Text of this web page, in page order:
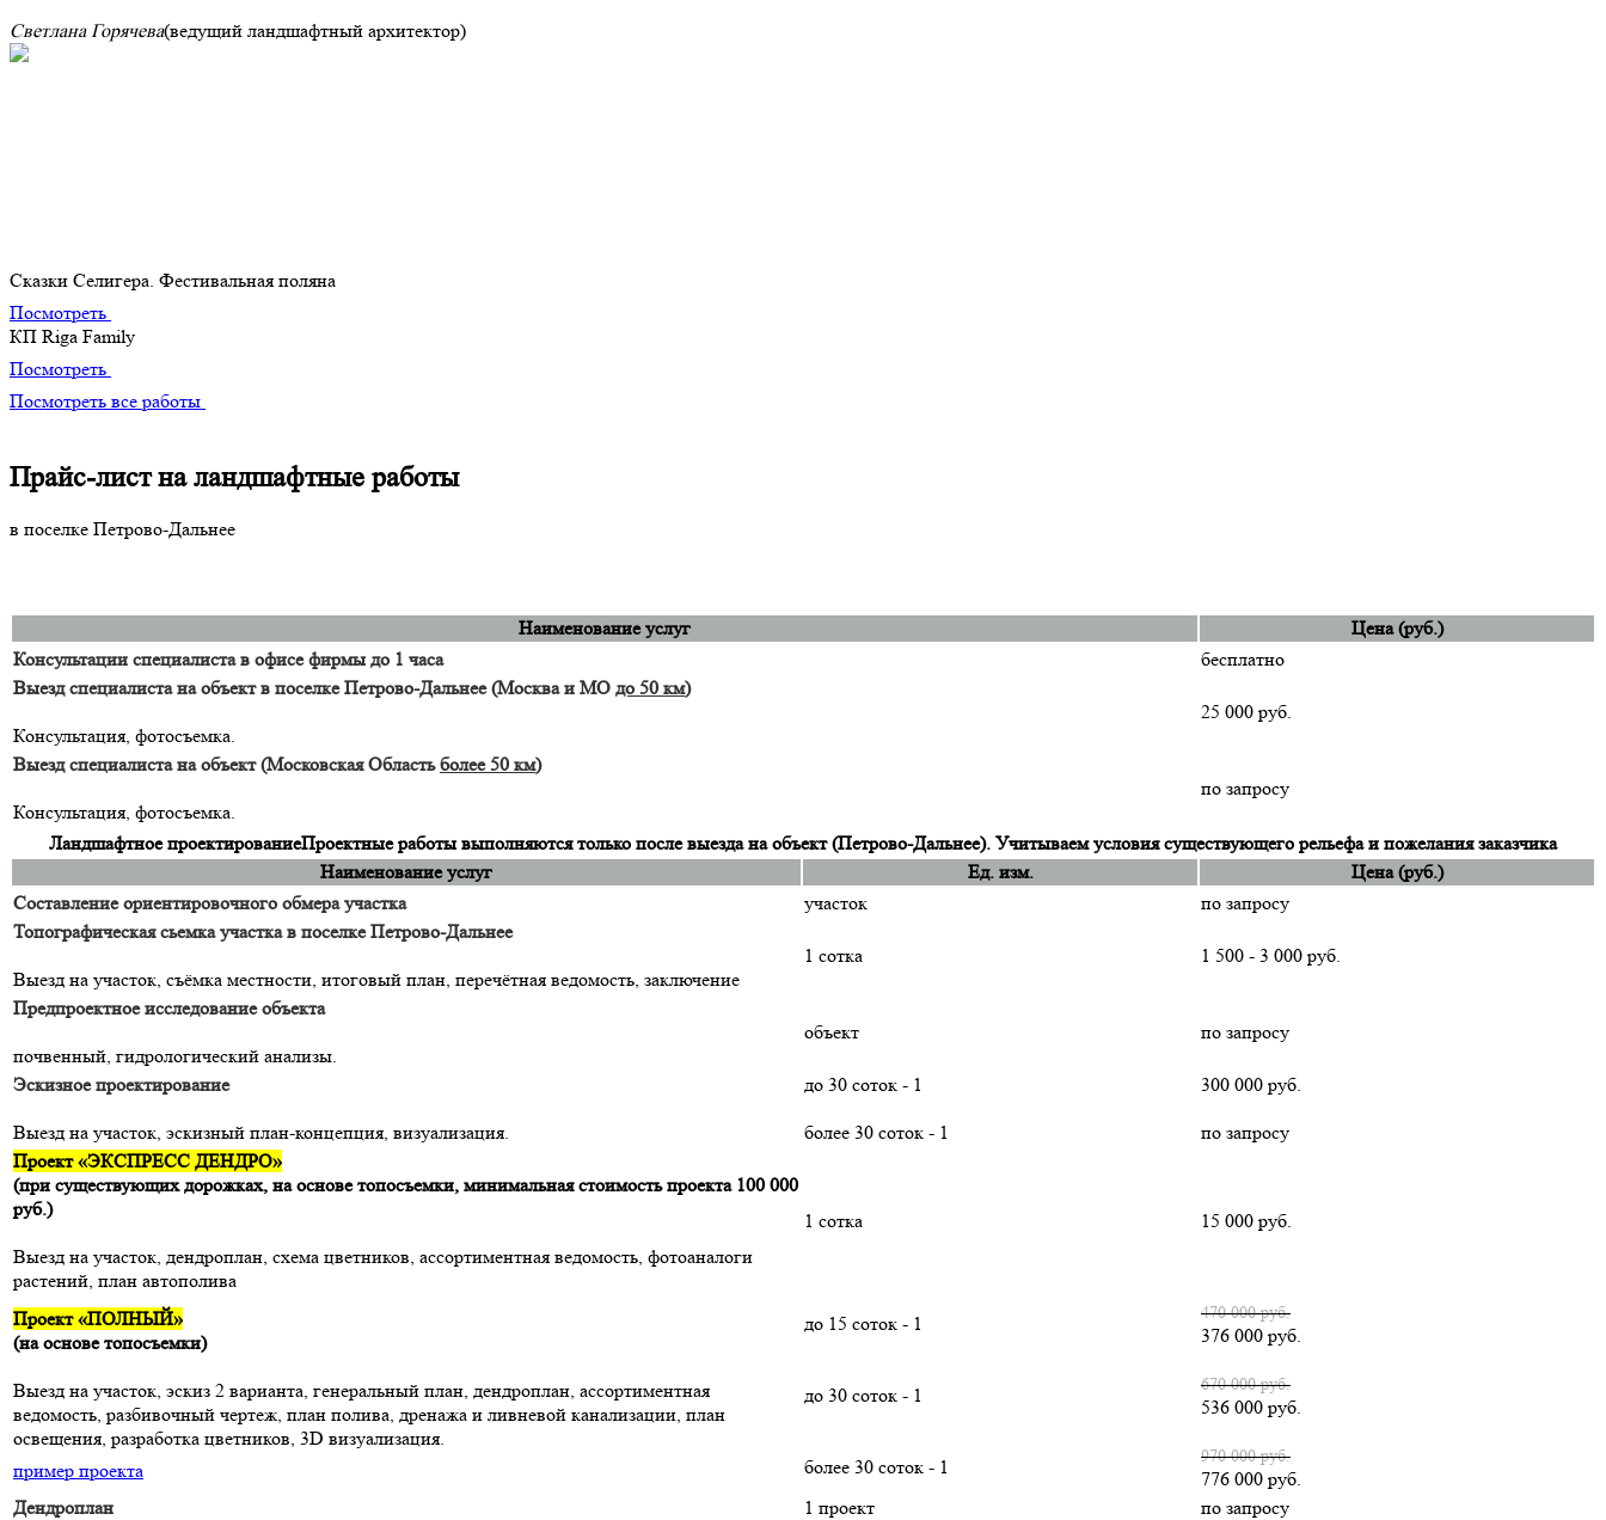
Светлана Горячева(ведущий ландшафтный архитектор)
Сказки Селигера. Фестивальная поляна
Посмотреть
КП Riga Family
Посмотреть
Посмотреть все работы
Прайс-лист на ландшафтные работы
в поселке Петрово-Дальнее
Наименование услуг
Цена (руб.)
Консультации специалиста в офисе фирмы до 1 часа
бесплатно
Выезд специалиста на объект в поселке Петрово-Дальнее (Москва и МО до 50 км)
Консультация, фотосъемка.
25 000 руб.
Выезд специалиста на объект (Московская Областьболее 50 км)
Консультация, фотосъемка.
по запросу
Ландшафтное проектированиеПроектные работы выполняются только после выезда на объект (Петрово-Дальнее). Учитываем условия существующего рельефа и пожелания заказчика
Наименование услуг
Ед. изм.
Цена (руб.)
Составление ориентировочного обмера участка
участок
по запросу
Топографическая сьемка участка в поселке Петрово-Дальнее
Выезд на участок, съёмка местности, итоговый план, перечётная ведомость, заключение
1 сотка 1 500 - 3 000 руб.
Предпроектное исследование объекта
почвенный, гидрологический анализы.
объект по запросу
Эскизное проектирование
Выезд на участок, эскизный план-концепция, визуализация.
до 30 соток - 1
более 30 соток - 1
300 000 руб.
по запросу
Проект «ЭКСПРЕСС ДЕНДРО»
(при существующих дорожках, на основе топосъемки, минимальная стоимость проекта 100 000
руб.)
Выезд на участок, дендроплан, схема цветников, ассортиментная ведомость, фотоаналоги
растений, план автополива
1 сотка 15 000 руб.
Проект «ПОЛНЫЙ»
(на основе топосъемки)
Выезд на участок, эскиз 2 варианта, генеральный план, дендроплан, ассортиментная
ведомость, разбивочный чертеж, план полива, дренажа и ливневой канализации, план
освещения, разработка цветников, 3D визуализация.
пример проекта
до 15 соток - 1
до 30 соток - 1
более 30 соток - 1
470 000 руб.
376 000 руб.
670 000 руб.
536 000 руб.
970 000 руб.
776 000 руб.
Дендроплан
1 проект по запросу